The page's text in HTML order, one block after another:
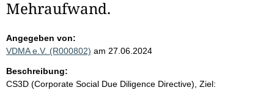
Mehraufwand.
Angegeben von:
VDMA e.V. (R000802) am 27.06.2024
Beschreibung:
CS3D (Corporate Social Due Diligence Directive), Ziel: